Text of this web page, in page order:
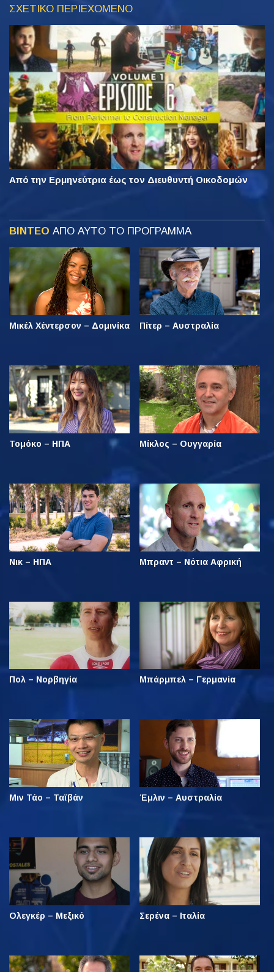
ΣΧΕΤΙΚΟ ΠΕΡΙΕΧΟΜΕΝΟ
Από την Ερμηνεύτρια έως τον Διευθυντή Οικοδομών
ΒΙΝΤΕΟ ΑΠΟ ΑΥΤΟ ΤΟ ΠΡΟΓΡΑΜΜΑ
Μικέλ Χέντερσον – Δομινίκα Πίτερ – Αυστραλία
Τομόκο – ΗΠΑ Μίκλος – Ουγγαρία
Νικ – ΗΠΑ Μπραντ – Νότια Αφρική
Πολ – Νορβηγία Μπάρμπελ – Γερμανία
Μιν Τάο – Ταϊβάν Έμλιν – Αυστραλία
Ολεγκέρ – Μεξικό Σερένα – Ιταλία